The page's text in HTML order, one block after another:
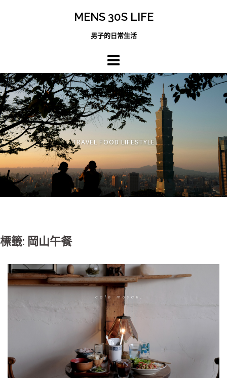
MENS 30S LIFE
男子的日常生活
TRAVEL FOOD LIFESTYLE
標籤: 岡山午餐